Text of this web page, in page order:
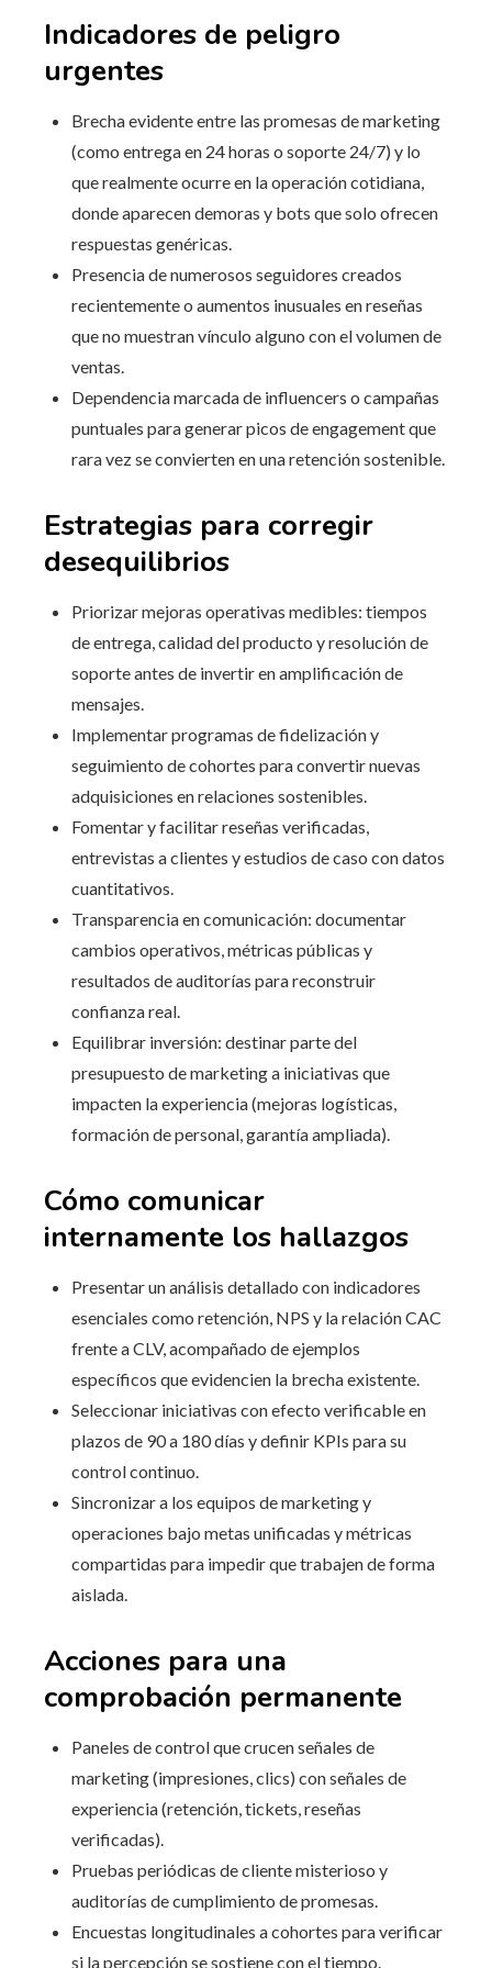
Indicadores de peligro
urgentes
Brecha evidente entre las promesas de marketing
(como entrega en 24 horas o soporte 24/7) y lo
que realmente ocurre en la operación cotidiana,
donde aparecen demoras y bots que solo ofrecen
respuestas genéricas.
Presencia de numerosos seguidores creados
recientemente o aumentos inusuales en reseñas
que no muestran vínculo alguno con el volumen de
ventas.
Dependencia marcada de influencers o campañas
puntuales para generar picos de engagement que
rara vez se convierten en una retención sostenible.
Estrategias para corregir
desequilibrios
Priorizar mejoras operativas medibles: tiempos
de entrega, calidad del producto y resolución de
soporte antes de invertir en amplificación de
mensajes.
Implementar programas de fidelización y
seguimiento de cohortes para convertir nuevas
adquisiciones en relaciones sostenibles.
Fomentar y facilitar reseñas verificadas,
entrevistas a clientes y estudios de caso con datos
cuantitativos.
Transparencia en comunicación: documentar
cambios operativos, métricas públicas y
resultados de auditorías para reconstruir
confianza real.
Equilibrar inversión: destinar parte del
presupuesto de marketing a iniciativas que
impacten la experiencia (mejoras logísticas,
formación de personal, garantía ampliada).
Cómo comunicar
internamente los hallazgos
Presentar un análisis detallado con indicadores
esenciales como retención, NPS y la relación CAC
frente a CLV, acompañado de ejemplos
específicos que evidencien la brecha existente.
Seleccionar iniciativas con efecto verificable en
plazos de 90 a 180 días y definir KPIs para su
control continuo.
Sincronizar a los equipos de marketing y
operaciones bajo metas unificadas y métricas
compartidas para impedir que trabajen de forma
aislada.
Acciones para una
comprobación permanente
Paneles de control que crucen señales de
marketing (impresiones, clics) con señales de
experiencia (retención, tickets, reseñas
verificadas).
Pruebas periódicas de cliente misterioso y
auditorías de cumplimiento de promesas.
Encuestas longitudinales a cohortes para verificar
si la percepción se sostiene con el tiempo.